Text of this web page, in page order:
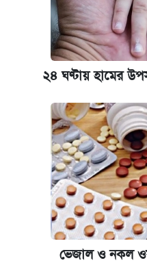
২৪ ঘণ্টায় হামের
ভেজাল ও নকল